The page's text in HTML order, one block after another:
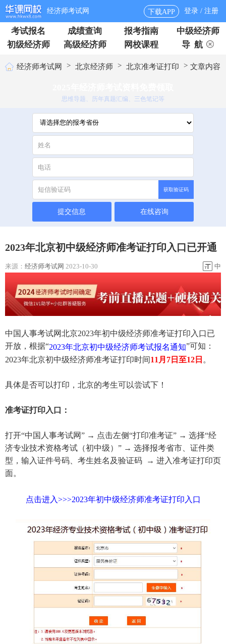
经济师考试网 下载APP 登录 / 注册
考试报名 成绩查询 报考指南
中级经济师
初级经济师
高级经济师 网校课程 导 航
经济师考试网 > 北京经济师 > 北京准考证打印 > 文章内容
思维导题、历年真题汇编、三色笔记等
获取验证码
提交信息 在线咨询
2023年北京初中级经济师准考证打印入口已开通
来源： 经济师考试网 2023-10-30 中
中国人事考试网北京2023年初中级经济师准考证打印入口已
开放，根据“2023年北京初中级经济师考试报名通知”可知：
2023年北京初中级经济师准考证打印时间11月7日至12日 。
具体是否可以打印，北京的考生可以尝试下！
准考证打印入口：
打开“中国人事考试网” → 点击左侧“打印准考证” → 选择“经
济专业技术资格考试（初中级）” → 选择报考省市、证件类
型，输入证件号码、考生姓名及验证码 → 进入准考证打印页
面。
点击进入>>>2023年初中级经济师准考证打印入口